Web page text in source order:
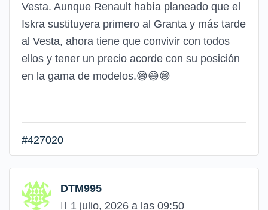
Vesta. Aunque Renault había planeado que el
Iskra sustituyera primero al Granta y más tarde
al Vesta, ahora tiene que convivir con todos
ellos y tener un precio acorde con su posición
en la gama de modelos.😅😅😅
#427020
DTM995
1 julio, 2026 a las 09:50